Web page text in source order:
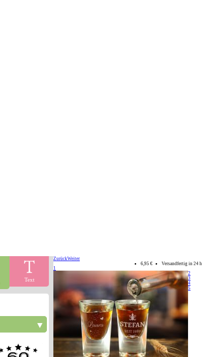
6,95 € Versandfertig in 24 h
Text
▼
ZurückWeiter
1
2
3
4
5